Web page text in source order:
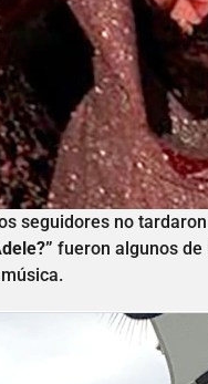
seguidores no
fueron algunos